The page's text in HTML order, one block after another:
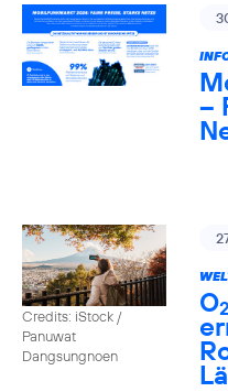
–
Credits: iStock /
Panuwat
Dangsungnoen
O2